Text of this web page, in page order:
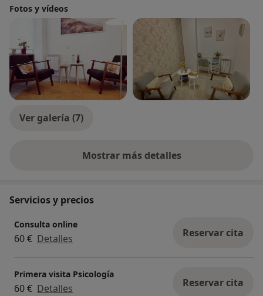
Fotos y vídeos
Ver galería (7)
Mostrar más detalles
sobre la experiencia
Servicios y precios
Consulta online
60 € Detalles Reservar cita
Primera visita Psicología
60 € Detalles Reservar cita